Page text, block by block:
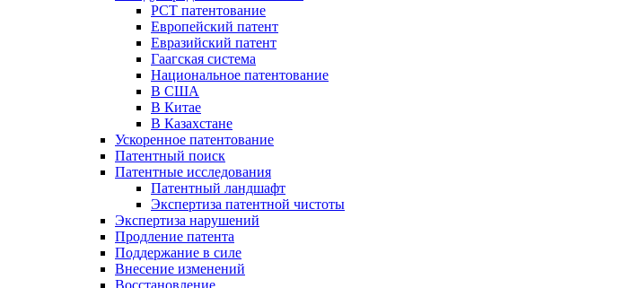
PCT патентование
Европейский патент
Евразийский патент
Гаагская система
Национальное патентование
В США
В Китае
В Казахстане
Ускоренное патентование
Патентный поиск
Патентные исследования
Патентный ландшафт
Экспертиза патентной чистоты
Экспертиза нарушений
Продление патента
Поддержание в силе
Внесение изменений
Восстановление